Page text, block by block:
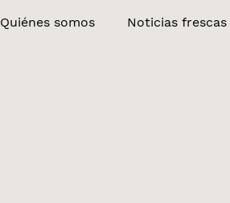
Quiénes somos Noticias frescas